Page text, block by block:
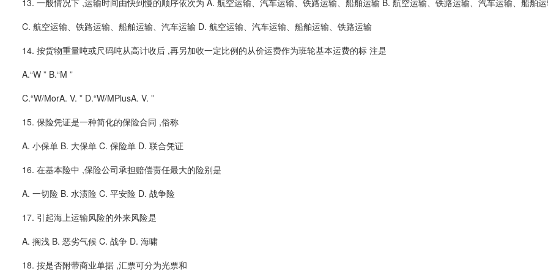
13. 一般情况下 ,运输时间由快到慢的顺序依次为 A. 航空运输、汽车运输、铁路运输、船舶运输 B. 航空运输、铁路运输、汽车运输、船舶
C. 航空运输、铁路运输、船舶运输、汽车运输 D. 航空运输、汽车运输、船舶运输、铁路运输
14. 按货物重量吨或尺码吨从高计收后 ,再另加收一定比例的从价运费作为班轮基本运费的标 注是
A.“W ” B.“M ”
C.“W/MorA. V. ” D.“W/MPlusA. V. ”
15. 保险凭证是一种简化的保险合同 ,俗称
A. 小保单 B. 大保单 C. 保险单 D. 联合凭证
16. 在基本险中 ,保险公司承担赔偿责任最大的险别是
A. 一切险 B. 水渍险 C. 平安险 D. 战争险
17. 引起海上运输风险的外来风险是
A. 搁浅 B. 恶劣气候 C. 战争 D. 海啸
18. 按是否附带商业单据 ,汇票可分为光票和